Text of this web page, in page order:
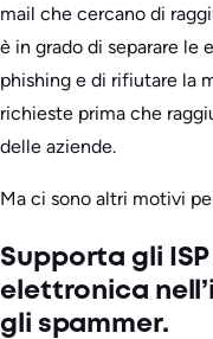
mail che cercano di
è in grado di separare le
phishing e di rifiutare la
richieste prima che
delle aziende.
Ma ci sono altri motivi
Supporta gli
elettronica
gli spammer.